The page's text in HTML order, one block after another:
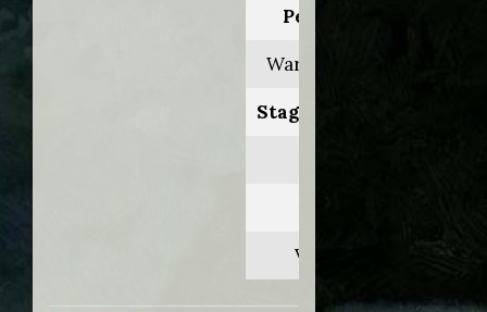
Personaggio:
Warren Brancton
Stagione.Episodio:
Victor Lobl